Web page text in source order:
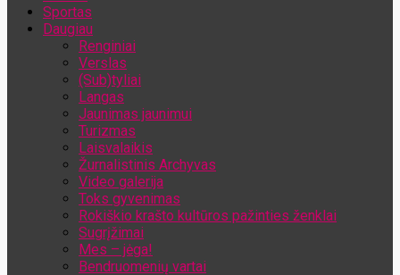
Sportas
Daugiau
Renginiai
Verslas
(Sub)tyliai
Langas
Jaunimas jaunimui
Turizmas
Laisvalaikis
Žurnalistinis Archyvas
Video galerija
Toks gyvenimas
Rokiškio krašto kultūros pažinties ženklai
Sugrįžimai
Mes – jėga!
Bendruomenių vartai